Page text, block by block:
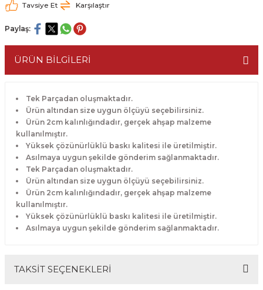
Tavsiye Et Karşılaştır
Paylaş:
ÜRÜN BİLGİLERİ
Tek Parçadan oluşmaktadır.
Ürün altından size uygun ölçüyü seçebilirsiniz.
Ürün 2cm kalınlığındadır, gerçek ahşap malzeme
kullanılmıştır.
Yüksek çözünürlüklü baskı kalitesi ile üretilmiştir.
Asılmaya uygun şekilde gönderim sağlanmaktadır.
Tek Parçadan oluşmaktadır.
Ürün altından size uygun ölçüyü seçebilirsiniz.
Ürün 2cm kalınlığındadır, gerçek ahşap malzeme
kullanılmıştır.
Yüksek çözünürlüklü baskı kalitesi ile üretilmiştir.
Asılmaya uygun şekilde gönderim sağlanmaktadır.
TAKSİT SEÇENEKLERİ